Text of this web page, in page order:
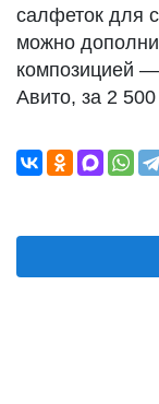
салфеток для
можно
композицией
Авито, за 2